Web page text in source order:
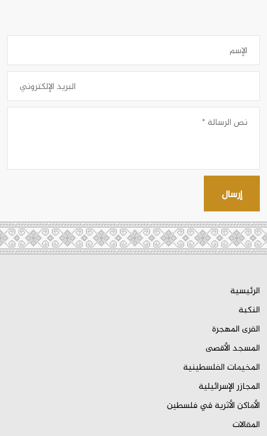
إرسال
الرئيسية
النكبة
القرى المهجرة
المسجد الأقصى
المخيمات الفلسطينية
المجازر الإسرائيلية
الأماكن الأثرية في فلسطين
المقالات